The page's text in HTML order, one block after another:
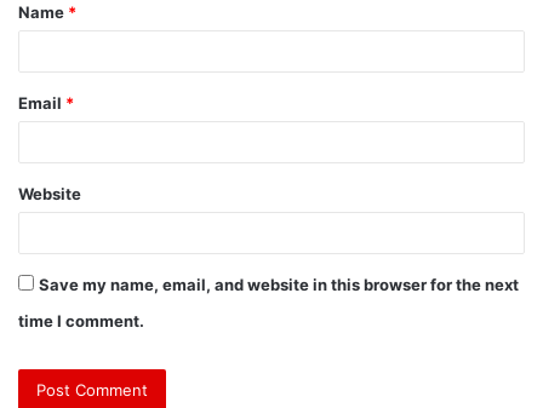
*
Name *
Email *
Website
Save my name, email, and website in this browser for the next
time I comment.